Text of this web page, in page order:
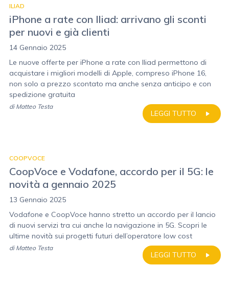
ILIAD
iPhone a rate con Iliad: arrivano gli sconti
per nuovi e già clienti
14 Gennaio 2025
Le nuove offerte per iPhone a rate con Iliad permettono di
acquistare i migliori modelli di Apple, compreso iPhone 16,
non solo a prezzo scontato ma anche senza anticipo e con
spedizione gratuita
LEGGI TUTTO
di Matteo Testa
COOPVOCE
CoopVoce e Vodafone, accordo per il 5G: le
novità a gennaio 2025
13 Gennaio 2025
Vodafone e CoopVoce hanno stretto un accordo per il lancio
di nuovi servizi tra cui anche la navigazione in 5G. Scopri le
ultime novità sui progetti futuri dell’operatore low cost
LEGGI TUTTO
di Matteo Testa